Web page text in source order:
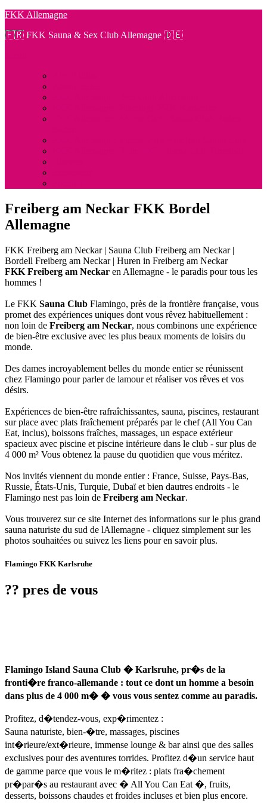
Zum
springen
FKK Allemagne
🇫🇷 FKK Sauna & Sex Club Allemagne 🇩🇪
Freiberg am Neckar FKK Bordel
Allemagne
FKK Freiberg am Neckar | Sauna Club Freiberg am Neckar |
Bordell Freiberg am Neckar | Huren in Freiberg am Neckar
FKK Freiberg am Neckar en Allemagne - le paradis pour tous les
hommes !
Le FKK Sauna Club Flamingo, près de la frontière française, vous
promet des expériences uniques dont vous rêvez habituellement :
non loin de Freiberg am Neckar, nous combinons une expérience
de bien-être exclusive avec les plus beaux moments de loisirs du
monde.
Des dames incroyablement belles du monde entier se réunissent
chez Flamingo pour parler de lamour et réaliser vos rêves et vos
désirs.
Expériences de bien-être rafraîchissantes, sauna, piscines, restaurant
sur place avec plats fraîchement préparés par le chef (All You Can
Eat, inclus), boissons fraîches, massages, un espace extérieur
spacieux avec piscine et piscine intérieure dans le club - sur plus de
4 000 m² Vous obtenez la pause du quotidien que vous méritez.
Nos invités viennent du monde entier : France, Suisse, Pays-Bas,
Russie, États-Unis, Turquie, Dubaï et bien dautres endroits - le
Flamingo nest pas loin de Freiberg am Neckar.
Vous trouverez sur ce site Internet des informations sur le plus grand
sauna naturiste du sud de lAllemagne - cliquez simplement sur les
photos souhaitées ou suivez les liens pour en savoir plus.
Flamingo FKK Karlsruhe
?? pres de vous
Flamingo Island Sauna Club � Karlsruhe, pr�s de la
fronti�re franco-allemande : tout ce dont un homme a besoin
dans plus de 4 000 m� � vous vous sentez comme au paradis.
Profitez, d�tendez-vous, exp�rimentez :
Sauna naturiste, bien-�tre, massages, piscines
int�rieure/ext�rieure, immense lounge & bar ainsi que des salles
exclusives pour des aventures torrides. Profitez d�un service haut
de gamme parce que vous le m�ritez : plats fra�chement
pr�par�s au restaurant avec � All You Can Eat �, fruits,
desserts, boissons chaudes et froides incluses et bien plus encore.